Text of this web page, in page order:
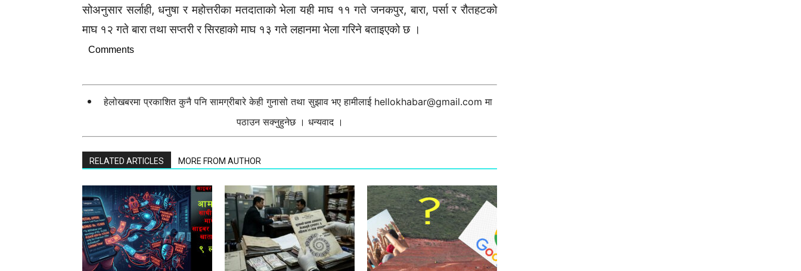
सोअनुसार सर्लाही, धनुषा र महोत्तरीका मतदाताको भेला यही माघ ११ गते जनकपुर, बारा, पर्सा र रौतहटको
माघ १२ गते बारा तथा सप्तरी र सिरहाको माघ १३ गते लहानमा भेला गरिने बताइएको छ ।
Comments
हेलोखबरमा प्रकाशित कुनै पनि सामग्रीबारे केही गुनासो तथा सुझाव भए हामीलाई hellokhabar@gmail.com मा
पठाउन सक्नुहुनेछ । धन्यवाद ।
RELATED ARTICLES MORE FROM AUTHOR